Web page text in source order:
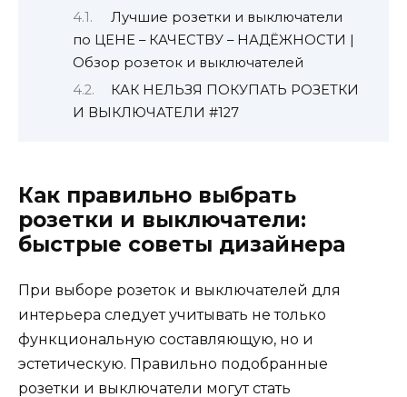
Лучшие розетки и выключатели
по ЦЕНЕ – КАЧЕСТВУ – НАДЁЖНОСТИ |
Обзор розеток и выключателей
КАК НЕЛЬЗЯ ПОКУПАТЬ РОЗЕТКИ
И ВЫКЛЮЧАТЕЛИ #127
Как правильно выбрать
розетки и выключатели:
быстрые советы дизайнера
При выборе розеток и выключателей для
интерьера следует учитывать не только
функциональную составляющую, но и
эстетическую. Правильно подобранные
розетки и выключатели могут стать